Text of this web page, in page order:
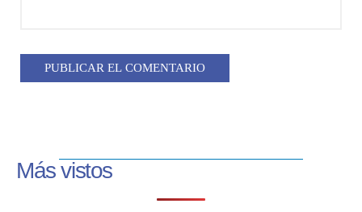
Más vistos